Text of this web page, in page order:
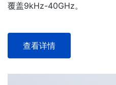
覆盖9kHz-40GHz。
查看详情